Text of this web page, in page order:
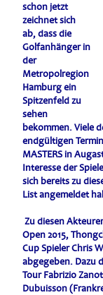
schon jetzt
zeichnet sich
ab, dass die
Golfanhänger in
der
Metropolregion
Hamburg ein
Spitzenfeld zu
sehen
bekommen. Viele
endgültigen
MASTERS in
Interesse der
sich bereits zu
List angemeldet
Zu diesen
Open 2015,
Cup Spieler Chris
abgegeben. Dazu
Tour Fabrizio
Dubuisson